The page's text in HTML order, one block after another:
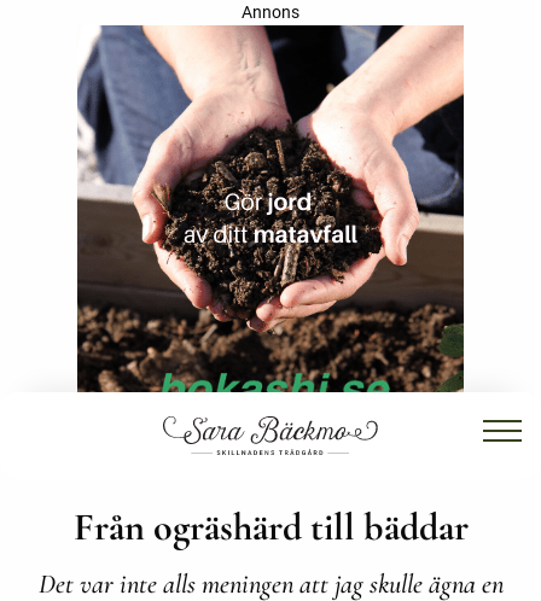
Annons
Från ogräshärd till bäddar
Det var inte alls meningen att jag skulle ägna en